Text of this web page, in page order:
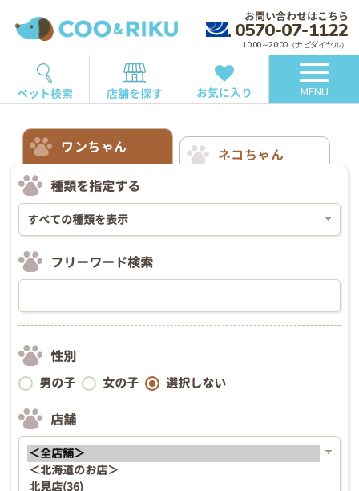
お問い合わせはこちら
0570-07-1122
10:00～20:00（ナビダイヤル）
ペット検索 店舗を探す お気に入り MENU
ワンちゃん
ネコちゃん
種類を指定する
フリーワード検索
性別
男の子 女の子 選択しない
店舗